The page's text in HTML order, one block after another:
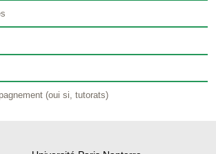
(oui si, tutorats)